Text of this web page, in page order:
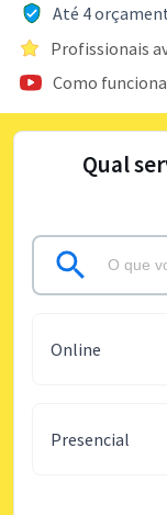
Até 4
Profissionais
Como
Qual
Online
Presencial